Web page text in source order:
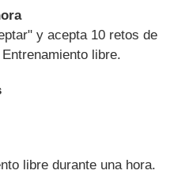
y acepta 10 retos de
libre.
libre durante una hora.